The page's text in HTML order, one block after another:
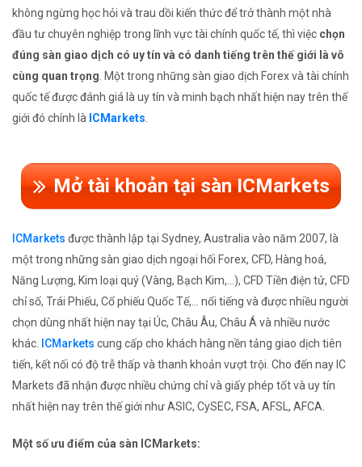
không ngừng học hỏi và trau dồi kiến thức để trở thành một nhà
đầu tư chuyên nghiệp trong lĩnh vực tài chính quốc tế, thì việc chọn
đúng sàn giao dịch có uy tín và có danh tiếng trên thế giới là vô
cùng quan trọng. Một trong những sàn giao dịch Forex và tài chính
quốc tế được đánh giá là uy tín và minh bạch nhất hiện nay trên thế
giới đó chính là ICMarkets.
Mở tài khoản tại sàn ICMarkets
ICMarkets được thành lập tại Sydney, Australia vào năm 2007, là
một trong những sàn giao dịch ngoại hối Forex, CFD, Hàng hoá,
Năng Lượng, Kim loại quý (Vàng, Bạch Kim,...), CFD Tiền điện tử, CFD
chỉ số, Trái Phiếu, Cổ phiếu Quốc Tế,... nổi tiếng và được nhiều người
chọn dùng nhất hiện nay tại Úc, Châu Âu, Châu Á và nhiều nước
khác. ICMarkets cung cấp cho khách hàng nền tảng giao dịch tiên
tiến, kết nối có độ trễ thấp và thanh khoản vượt trội. Cho đến nay IC
Markets đã nhận được nhiều chứng chỉ và giấy phép tốt và uy tín
nhất hiện nay trên thế giới như ASIC, CySEC, FSA, AFSL, AFCA.
Một số ưu điểm của sàn ICMarkets: